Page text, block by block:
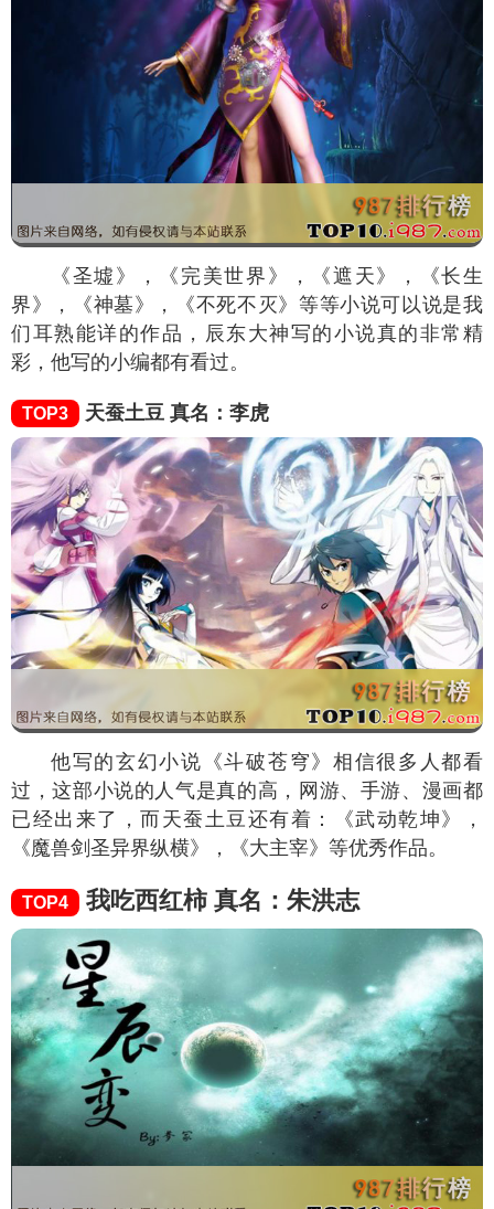
《圣墟》，《完美世界》，《遮天》，《长生
界》，《神墓》，《不死不灭》等等小说可以说是我
们耳熟能详的作品，辰东大神写的小说真的非常精
彩，他写的小编都有看过。
TOP3 天蚕土豆 真名：李虎
他写的玄幻小说《斗破苍穹》相信很多人都看
过，这部小说的人气是真的高，网游、手游、漫画都
已经出来了，而天蚕土豆还有着：《武动乾坤》，
《魔兽剑圣异界纵横》，《大主宰》等优秀作品。
TOP4 我吃西红柿 真名：朱洪志